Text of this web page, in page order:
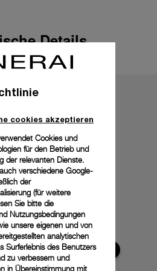
Details
cookies akzeptieren
Cookies und
für den Betrieb und
der relevanten Dienste.
verschiedene Google-
der
(für weitere
Sie bitte die
Nutzungsbedingungen
unsere eigenen und von
analytischen
Surferlebnis des Benutzers
zu verbessern und
in Übereinstimmung mit